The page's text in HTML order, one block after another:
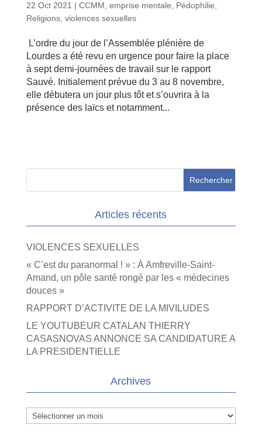
22 Oct 2021 | CCMM, emprise mentale, Pédophilie,
Religions, violences sexuelles
L’ordre du jour de l’Assemblée plénière de
Lourdes a été revu en urgence pour faire la place
à sept demi-journées de travail sur le rapport
Sauvé. Initialement prévue du 3 au 8 novembre,
elle débutera un jour plus tôt et s’ouvrira à la
présence des laïcs et notamment...
Articles récents
VIOLENCES SEXUELLES
« C’est du paranormal ! » : À Amfreville-Saint-
Amand, un pôle santé rongé par les « médecines
douces »
RAPPORT D’ACTIVITE DE LA MIVILUDES
LE YOUTUBEUR CATALAN THIERRY
CASASNOVAS ANNONCE SA CANDIDATURE A
LA PRESIDENTIELLE
Archives
Archives